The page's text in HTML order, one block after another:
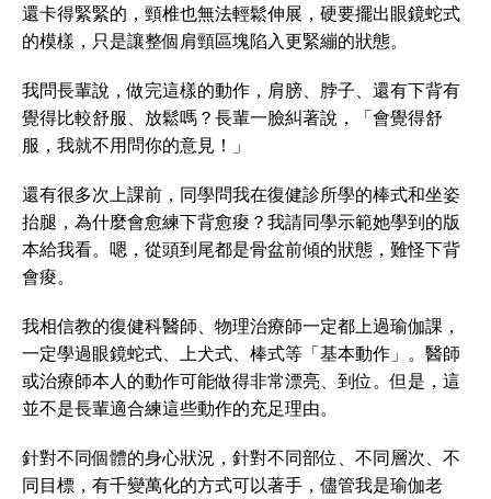
還卡得緊緊的，頸椎也無法輕鬆伸展，硬要擺出眼鏡蛇式
的模樣，只是讓整個肩頸區塊陷入更緊繃的狀態。
我問長輩說，做完這樣的動作，肩膀、脖子、還有下背有
覺得比較舒服、放鬆嗎？長輩一臉糾著說，「會覺得舒
服，我就不用問你的意見！」
還有很多次上課前，同學問我在復健診所學的棒式和坐姿
抬腿，為什麼會愈練下背愈痠？我請同學示範她學到的版
本給我看。嗯，從頭到尾都是骨盆前傾的狀態，難怪下背
會痠。
我相信教的復健科醫師、物理治療師一定都上過瑜伽課，
一定學過眼鏡蛇式、上犬式、棒式等「基本動作」。醫師
或治療師本人的動作可能做得非常漂亮、到位。但是，這
並不是長輩適合練這些動作的充足理由。
針對不同個體的身心狀況，針對不同部位、不同層次、不
同目標，有千變萬化的方式可以著手，儘管我是瑜伽老